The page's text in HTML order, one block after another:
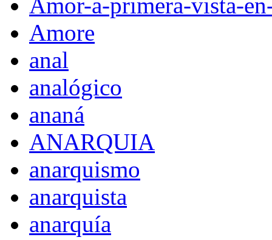
Amor-a-primera-vista-
Amore
anal
analógico
ananá
ANARQUIA
anarquismo
anarquista
anarquía